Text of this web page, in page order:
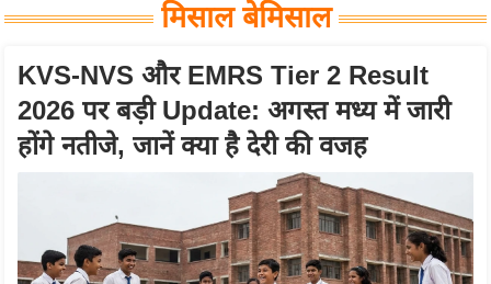
a
E
x
t
मिसाल बेमिसाल
KVS-NVS और EMRS Tier 2 Result
2026 पर बड़ी Update: अगस्त मध्य में जारी
होंगे नतीजे, जानें क्या है देरी की वजह